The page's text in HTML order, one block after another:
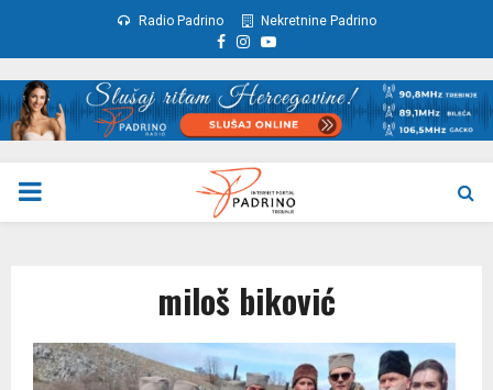
Radio Padrino Nekretnine Padrino
Facebook
Instagram
Youtube
PRIMARY
miloš biković